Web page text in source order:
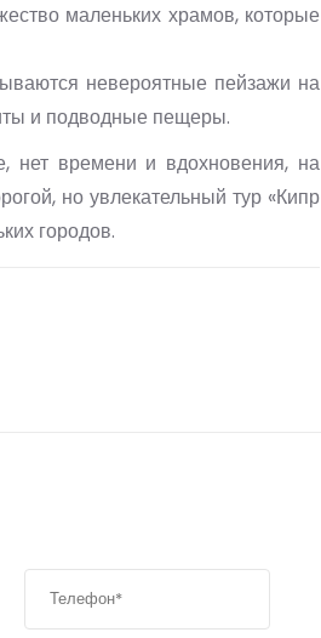
маленьких храмов, которые
невероятные пейзажи на
и подводные пещеры.
нет времени и вдохновения, на
но увлекательный тур «Кипр
городов.